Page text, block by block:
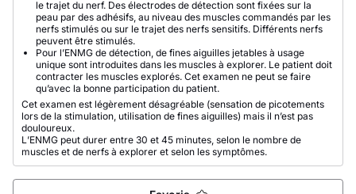
le trajet du nerf. Des électrodes de détection sont fixées sur la
peau par des adhésifs, au niveau des muscles commandés par les
nerfs stimulés ou sur le trajet des nerfs sensitifs. Différents nerfs
peuvent être stimulés.
Pour l’ENMG de détection, de fines aiguilles jetables à usage
unique sont introduites dans les muscles à explorer. Le patient doit
contracter les muscles explorés. Cet examen ne peut se faire
qu’avec la bonne participation du patient.
Cet examen est légèrement désagréable (sensation de picotements
lors de la stimulation, utilisation de fines aiguilles) mais il n’est pas
douloureux.
L’ENMG peut durer entre 30 et 45 minutes, selon le nombre de
muscles et de nerfs à explorer et selon les symptômes.